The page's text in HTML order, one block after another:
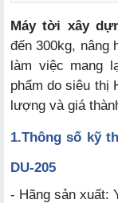
Máy tời xây
đến 300kg, nâng
làm việc mang
phẩm do siêu thị
lượng và giá
1.Thông số kỹ
DU-205
- Hãng sản xuất: